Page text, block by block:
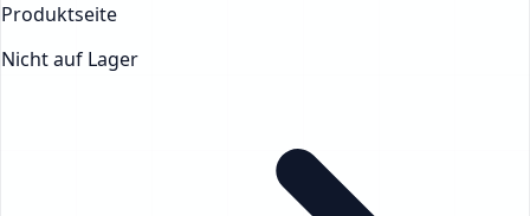
Produktseite
Nicht auf Lager